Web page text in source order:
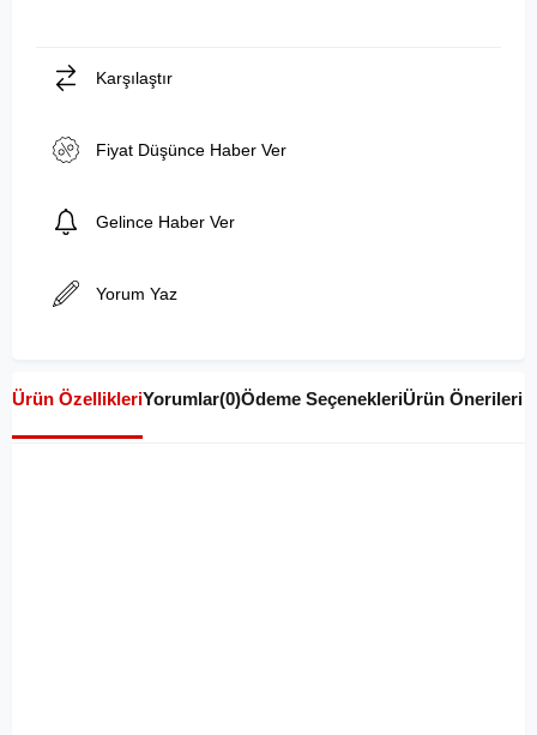
Karşılaştır
Fiyat Düşünce Haber Ver
Gelince Haber Ver
Yorum Yaz
Ürün ÖzellikleriYorumlar(0)Ödeme SeçenekleriÜrün Önerileri